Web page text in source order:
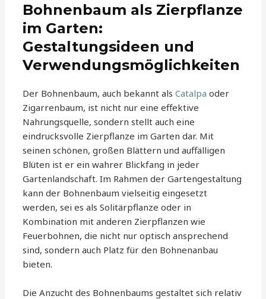
Bohnenbaum als Zierpflanze
im Garten:
Gestaltungsideen und
Verwendungsmöglichkeiten
Der Bohnenbaum, auch bekannt alsCatalpa oder
Zigarrenbaum, ist nicht nur eine effektive
Nahrungsquelle, sondern stellt auch eine
eindrucksvolle Zierpflanze im Garten dar. Mit
seinen schönen, großen Blättern und auffälligen
Blüten ist er ein wahrer Blickfang in jeder
Gartenlandschaft. Im Rahmen der Gartengestaltung
kann der Bohnenbaum vielseitig eingesetzt
werden, sei es als Solitärpflanze oder in
Kombination mit anderen Zierpflanzen wie
Feuerbohnen, die nicht nur optisch ansprechend
sind, sondern auch Platz für den Bohnenanbau
bieten.
Die Anzucht des Bohnenbaums gestaltet sich relativ